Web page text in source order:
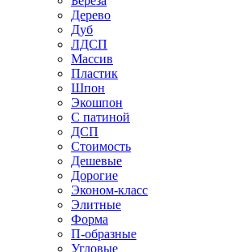
Дерево
Дуб
ЛДСП
Массив
Пластик
Шпон
Экошпон
С патиной
ДСП
Стоимость
Дешевые
Дорогие
Эконом-класс
Элитные
Форма
П-образные
Угловые